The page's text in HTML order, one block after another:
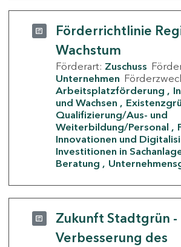
Förderrichtlinie
Wachstum
Förderart: Zuschuss
Unternehmen
Arbeitsplatzförderung
und Wachsen
Qualifizierung/Aus- und
Weiterbildung/Personal
Innovationen und
Investitionen in
Beratung
Zukunft Stadtgrün -
Verbesserung des